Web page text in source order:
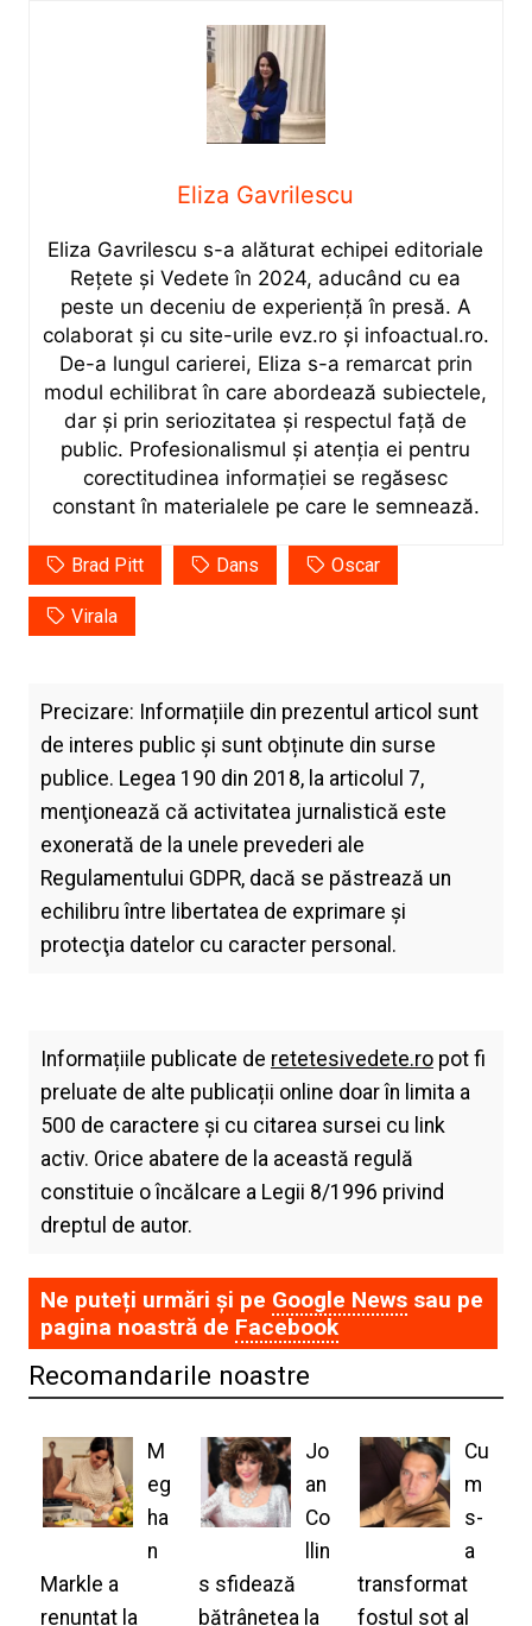
Eliza Gavrilescu
Eliza Gavrilescu s-a alăturat echipei editoriale
Rețete şi Vedete în 2024, aducând cu ea
peste un deceniu de experiență în presă. A
colaborat și cu site-urile evz.ro și infoactual.ro.
De-a lungul carierei, Eliza s-a remarcat prin
modul echilibrat în care abordează subiectele,
dar și prin seriozitatea și respectul față de
public. Profesionalismul și atenția ei pentru
corectitudinea informației se regăsesc
constant în materialele pe care le semnează.
Brad Pitt Dans Oscar
Virala
Precizare: Informațiile din prezentul articol sunt
de interes public și sunt obținute din surse
publice. Legea 190 din 2018, la articolul 7,
menţionează că activitatea jurnalistică este
exonerată de la unele prevederi ale
Regulamentului GDPR, dacă se păstrează un
echilibru între libertatea de exprimare şi
protecţia datelor cu caracter personal.
Informațiile publicate de retetesivedete.ropot fi
preluate de alte publicații online doar în limita a
500 de caractere și cu citarea sursei cu link
activ. Orice abatere de la această regulă
constituie o încălcare a Legii 8/1996 privind
dreptul de autor.
Ne puteți urmări și pe Google Newssau pe
pagina noastră de Facebook
Recomandarile noastre
M
eg
ha
n
Markle a
renunțat la
Jo
an
Co
llin
s sfidează
bătrânețea la
Cu
m
s-
a
transformat
fostul soț al